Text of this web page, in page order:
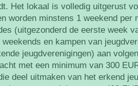
Het lokaal is volledig uitgerust
worden minstens 1 weekend per
(uitgezonderd de eerste week
en kampen van
jeugdverenigingen) aan
met een minimum van 300
deel uitmaken van het erkend